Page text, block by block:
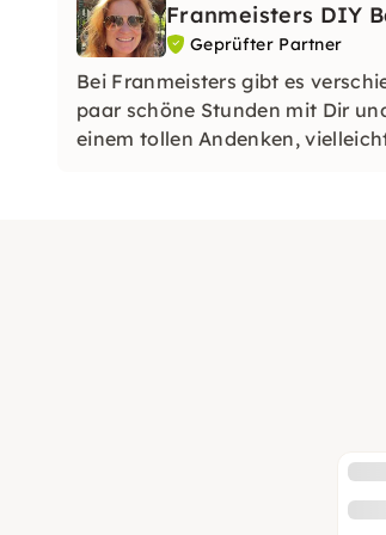
Franmeisters DIY
Geprüfter Partner
Bei Franmeisters gibt es
paar schöne Stunden mit Dir
einem tollen Andenken,